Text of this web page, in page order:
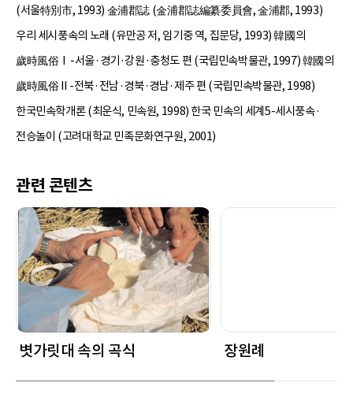
(서울特別市, 1993) 金浦郡誌 (金浦郡誌編纂委員會, 金浦郡, 1993)
우리 세시풍속의 노래 (유만공 저, 임기중 역, 집문당, 1993) 韓國의
歲時風俗Ⅰ-서울·경기·강원·충청도 편 (국립민속박물관, 1997) 韓國의
歲時風俗Ⅱ-전북·전남·경북·경남·제주 편 (국립민속박물관, 1998)
한국민속학개론 (최운식, 민속원, 1998) 한국 민속의 세계5-세시풍속·
전승놀이 (고려대학교 민족문화연구원, 2001)
관련 콘텐츠
볏가릿대 속의 곡식 장원례